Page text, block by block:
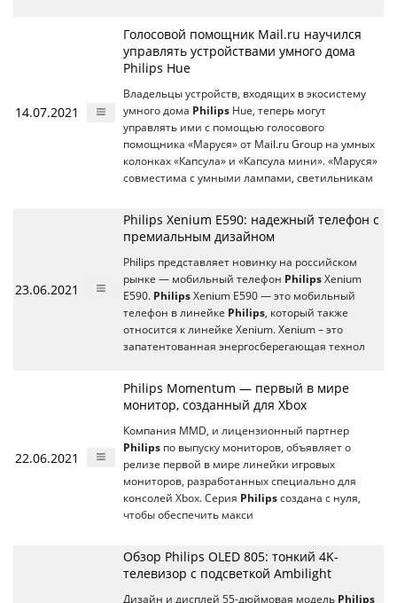
14.07.2021
Голосовой помощник Mail.ru научился
управлять устройствами умного дома
Philips Hue
Владельцы устройств, входящих в экосистему
умного дома Philips Hue, теперь могут
управлять ими с помощью голосового
помощника «Маруся» от Mail.ru Group на умных
колонках «Капсула» и «Капсула мини». «Маруся»
совместима с умными лампами, светильникам
23.06.2021
Philips Xenium E590: надежный телефон с
премиальным дизайном
Philips представляет новинку на российском
рынке — мобильный телефон Philips Xenium
E590. Philips Xenium E590 — это мобильный
телефон в линейке Philips , который также
относится к линейке Xenium. Xenium – это
запатентованная энергосберегающая технол
22.06.2021
Philips Momentum — первый в мире
монитор, созданный для Xbox
Компания MMD, и лицензионный партнер
Philips по выпуску мониторов, объявляет о
релизе первой в мире линейки игровых
мониторов, разработанных специально для
консолей Xbox. Серия Philips создана с нуля,
чтобы обеспечить макси
Обзор Philips OLED 805: тонкий 4K-
телевизор с подсветкой Ambilight
Дизайн и дисплей 55-дюймовая модель Philips